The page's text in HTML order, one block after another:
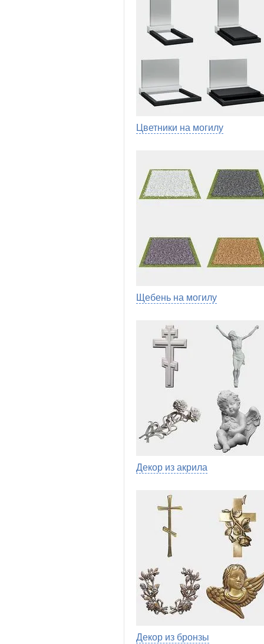
Цветники на могилу
Щебень на могилу
Декор из акрила
Декор из бронзы